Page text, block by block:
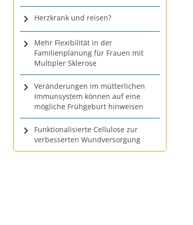
Herzkrank und reisen?
Mehr Flexibilität in der
Familienplanung für Frauen mit
Multipler Sklerose
Veränderungen im mütterlichen
Immunsystem können auf eine
mögliche Frühgeburt hinweisen
Funktionalisierte Cellulose zur
verbesserten Wundversorgung